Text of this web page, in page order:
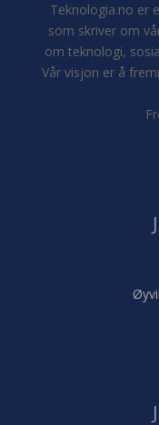
Teknologia.no er
som skriver om
om teknologi,
Vår visjon er å